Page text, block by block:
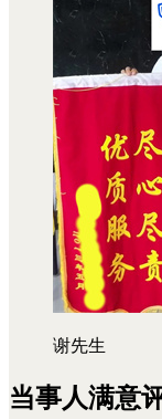
谢先生
当事人满意